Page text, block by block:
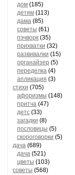
дом (185)
детям (113)
дама (85)
советы (61)
пэчворк (35)
прихватки (32)
развивалки (15)
органайзер (5)
переделка (4)
апликация (3)
стихи (705)
афоризмы (148)
притча (47)
детс (33)
загадки (8)
пословицы (5)
скороговорки (5)
дача (689)
дача (521)
цветы (103)
советы (568)